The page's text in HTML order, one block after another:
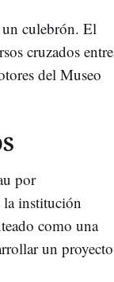
un culebrón. El
cruzados entre
del Museo
por
la institución
como una
un proyecto